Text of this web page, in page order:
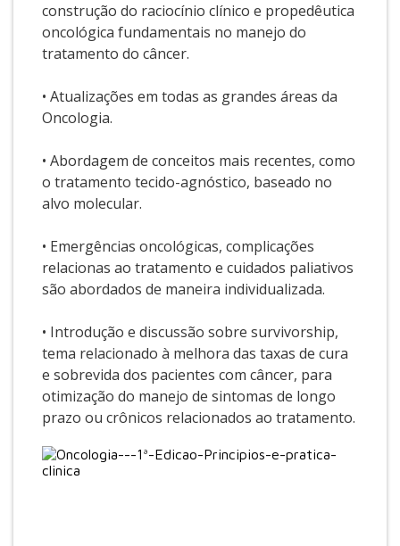
construção do raciocínio clínico e propedêutica
oncológica fundamentais no manejo do
tratamento do câncer.
• Atualizações em todas as grandes áreas da
Oncologia.
• Abordagem de conceitos mais recentes, como
o tratamento tecido-agnóstico, baseado no
alvo molecular.
• Emergências oncológicas, complicações
relacionas ao tratamento e cuidados paliativos
são abordados de maneira individualizada.
• Introdução e discussão sobre survivorship,
tema relacionado à melhora das taxas de cura
e sobrevida dos pacientes com câncer, para
otimização do manejo de sintomas de longo
prazo ou crônicos relacionados ao tratamento.